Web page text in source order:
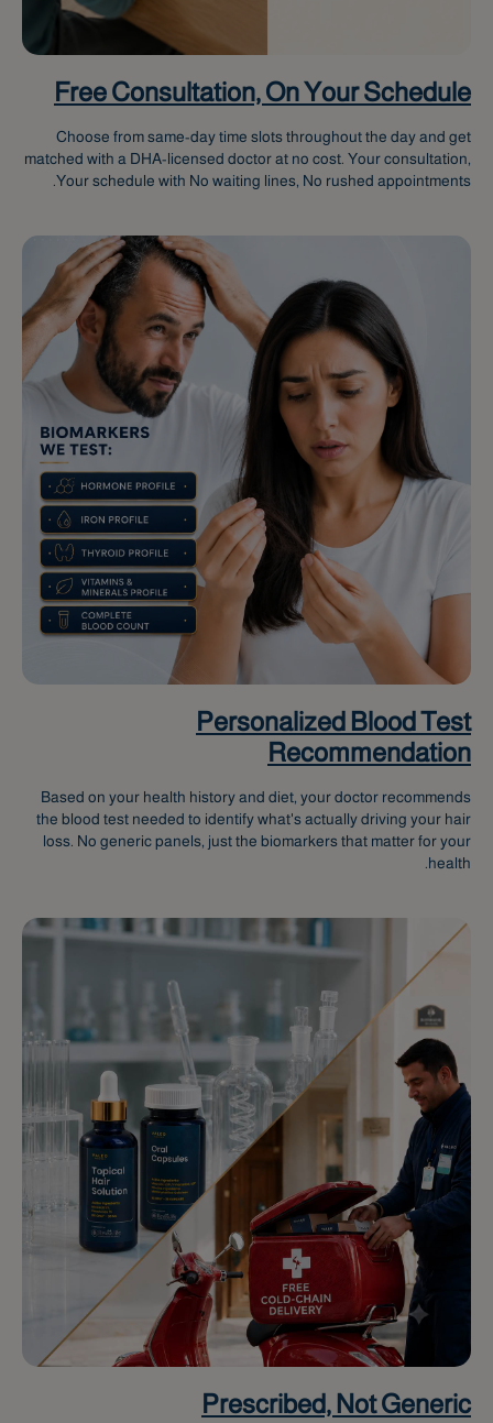
Free Consultation, On Your Schedule
Choose from same-day time slots throughout the day and get
matched with a DHA-licensed doctor at no cost. Your consultation,
Your schedule with No waiting lines, No rushed appointments.
Personalized Blood Test
Recommendation
Based on your health history and diet, your doctor recommends
the blood test needed to identify what's actually driving your hair
loss. No generic panels, just the biomarkers that matter for your
health.
Prescribed, Not Generic